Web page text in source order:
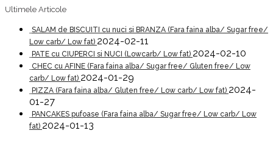
Ultimele Articole
SALAM de BISCUITI cu nuci si BRANZA (Fara faina alba/ Sugar free/
Low carb/ Low fat) 2024-02-11
PATE cu CIUPERCI si NUCI (Lowcarb/ Low fat) 2024-02-10
CHEC cu AFINE (Fara faina alba/ Sugar free/ Gluten free/ Low
carb/ Low fat) 2024-01-29
PIZZA (Fara faina alba/ Gluten free/ Low carb/ Low fat) 2024-
01-27
PANCAKES pufoase (Fara faina alba/ Sugar free/ Low carb/ Low
fat) 2024-01-13